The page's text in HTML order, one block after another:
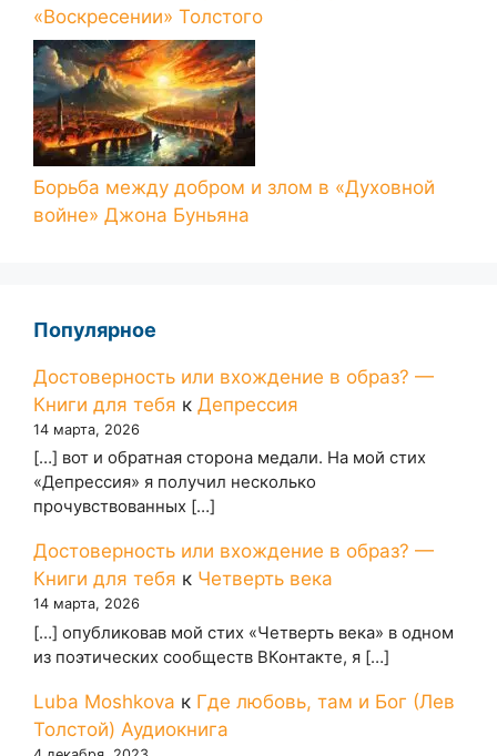
«Воскресении» Толстого
Борьба между добром и злом в «Духовной
войне» Джона Буньяна
Популярное
Достоверность или вхождение в образ? —
Книги для тебя к Депрессия
14 марта, 2026
[…] вот и обратная сторона медали. На мой стих
«Депрессия» я получил несколько
прочувствованных […]
Достоверность или вхождение в образ? —
Книги для тебя к Четверть века
14 марта, 2026
[…] опубликовав мой стих «Четверть века» в одном
из поэтических сообществ ВКонтакте, я […]
Luba Moshkova к Где любовь, там и Бог (Лев
Толстой) Аудиокнига